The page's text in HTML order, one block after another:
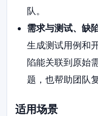
队。
需求与测试、缺
生成测试用例和
陷能关联到原始
题，也帮助团队
适用场景